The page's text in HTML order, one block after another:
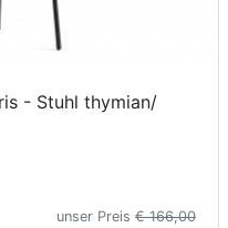
- Stuhl thymian/
unser Preis € 166,00